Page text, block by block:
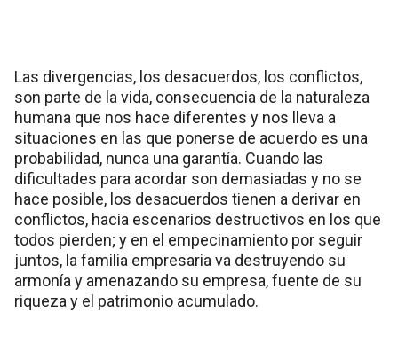
Las divergencias, los desacuerdos, los conflictos,
son parte de la vida, consecuencia de la naturaleza
humana que nos hace diferentes y nos lleva a
situaciones en las que ponerse de acuerdo es una
probabilidad, nunca una garantía. Cuando las
dificultades para acordar son demasiadas y no se
hace posible, los desacuerdos tienen a derivar en
conflictos, hacia escenarios destructivos en los que
todos pierden; y en el empecinamiento por seguir
juntos, la familia empresaria va destruyendo su
armonía y amenazando su empresa, fuente de su
riqueza y el patrimonio acumulado.